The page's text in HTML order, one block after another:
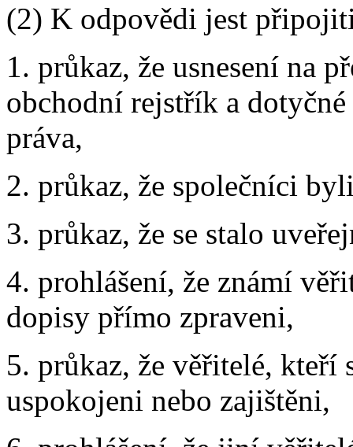
(2) K odpovědi jest
1. průkaz, že usnesení na
obchodní rejstřík a
práva,
2. průkaz, že společníci
3. průkaz, že se stalo
4. prohlášení, že známí
dopisy přímo zpraveni,
5. průkaz, že věřitelé, kteří
uspokojeni nebo zajištěni,